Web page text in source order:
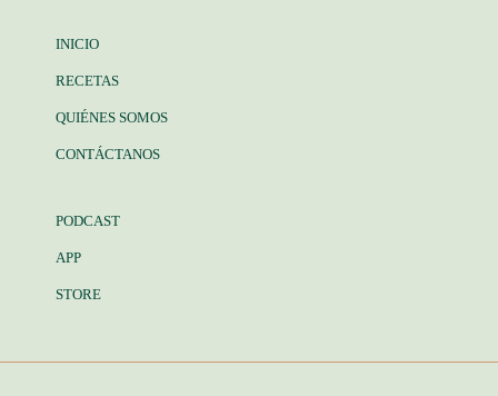
INICIO
RECETAS
QUIÉNES SOMOS
CONTÁCTANOS
PODCAST
APP
STORE